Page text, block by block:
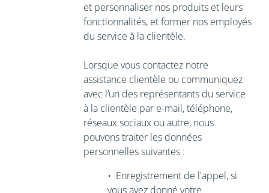
et personnaliser nos produits et leurs
fonctionnalités, et former nos employés
du service à la clientèle.
Lorsque vous contactez notre
assistance clientèle ou communiquez
avec l’un des représentants du service
à la clientèle par e-mail, téléphone,
réseaux sociaux ou autre, nous
pouvons traiter les données
personnelles suivantes :
• Enregistrement de l'appel,si
vous avez donné votre